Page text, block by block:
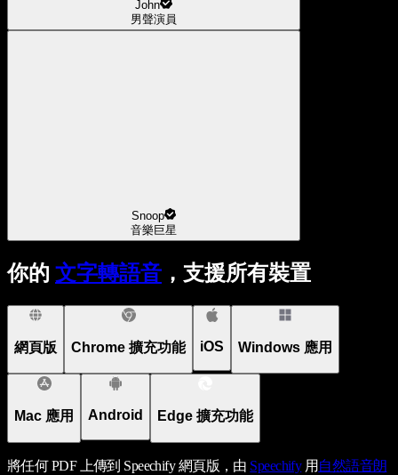
John
男聲演員
Snoop
音樂巨星
你的 文字轉語音 ，支援所有裝置
網頁版 Chrome 擴充功能 iOS Windows 應用
Mac 應用 Android Edge 擴充功能
將任何 PDF 上傳到 Speechify 網頁版，由 Speechify用 自然語音朗